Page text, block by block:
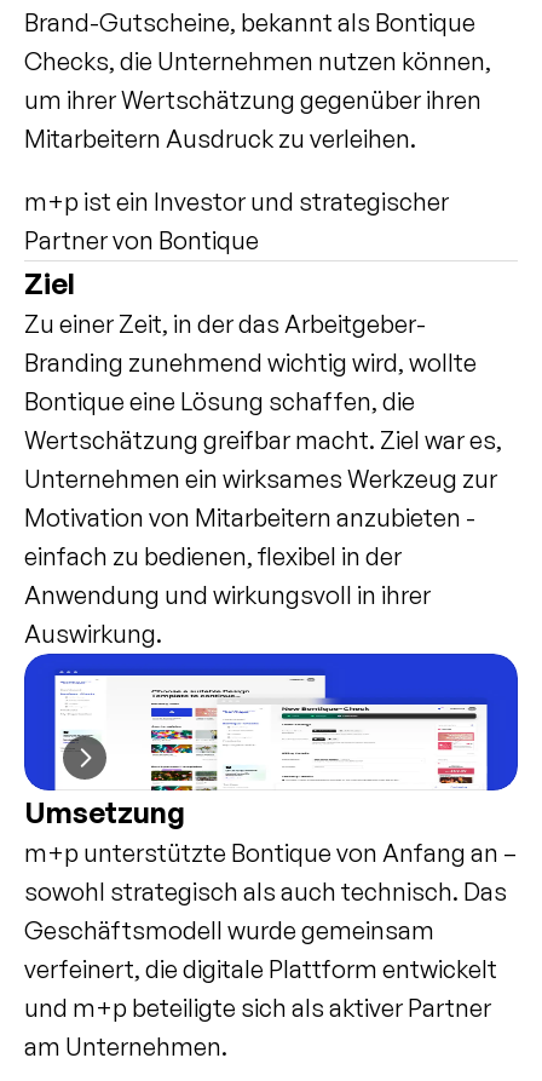
Brand-Gutscheine, bekannt als Bontique
Checks, die Unternehmen nutzen können,
um ihrer Wertschätzung gegenüber ihren
Mitarbeitern Ausdruck zu verleihen.
m+p ist ein Investor und strategischer
Partner von Bontique
Ziel
Zu einer Zeit, in der das Arbeitgeber-
Branding zunehmend wichtig wird, wollte
Bontique eine Lösung schaffen, die
Wertschätzung greifbar macht. Ziel war es,
Unternehmen ein wirksames Werkzeug zur
Motivation von Mitarbeitern anzubieten -
einfach zu bedienen, flexibel in der
Anwendung und wirkungsvoll in ihrer
Auswirkung.
Umsetzung
m+p unterstützte Bontique von Anfang an –
sowohl strategisch als auch technisch. Das
Geschäftsmodell wurde gemeinsam
verfeinert, die digitale Plattform entwickelt
und m+p beteiligte sich als aktiver Partner
am Unternehmen.